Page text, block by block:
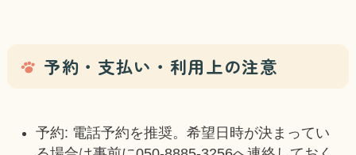
予約・支払い・利用上の注意
予約: 電話予約を推奨。希望日時が決まってい